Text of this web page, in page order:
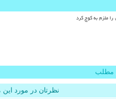
ملزم به کوچ کرد
مطلب
نظرتان در مورد